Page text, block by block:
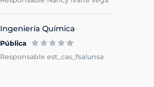
Ingeniería Química
Pública
Responsable est_cas_fsalunsa